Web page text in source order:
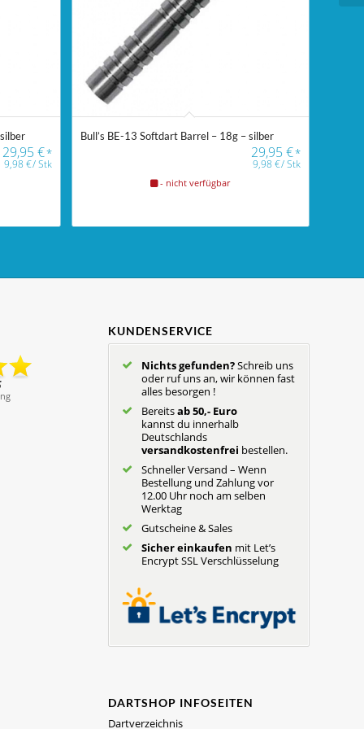
29,95€*
9,98€/Stk
Bull’s BE-13 Softdart Barrel – 18g – silber
29,95€*
9,98 €/Stk
- nicht verfügbar
KUNDENSERVICE
Nichts gefunden?Schreib uns
oder ruf uns an, wir können fast
alles besorgen !
Bereitsab 50,- Euro
kannst du innerhalb
Deutschlands
versandkostenfrei bestellen.
Schneller Versand – Wenn
Bestellung und Zahlung vor
12.00 Uhr noch am selben
Werktag
Gutscheine & Sales
Sicher einkaufen mit Let’s
Encrypt SSL Verschlüsselung
DARTSHOP INFOSEITEN
Dartverzeichnis